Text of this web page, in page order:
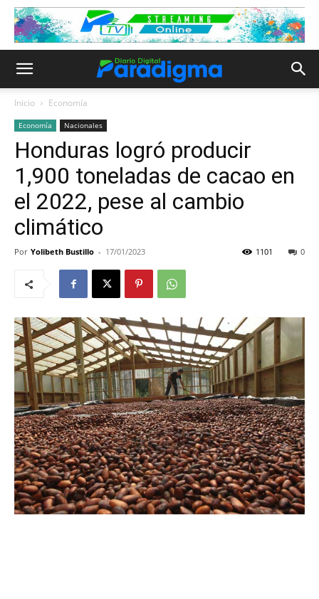
Inicio Economía
Economía Nacionales
Honduras logró producir
1,900 toneladas de cacao en
el 2022, pese al cambio
climático
Por Yolibeth Bustillo - 17/01/2023 0
1101